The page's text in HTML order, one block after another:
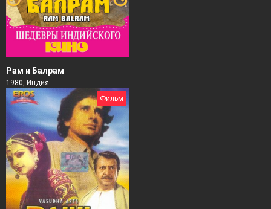
Рам и Балрам
1980, Индия
Фильм